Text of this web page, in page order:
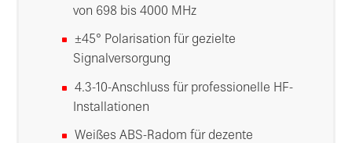
von 698 bis 4000 MHz
±45° Polarisation für gezielte
Signalversorgung
4.3-10-Anschluss für professionelle HF-
Installationen
Weißes ABS-Radom für dezente